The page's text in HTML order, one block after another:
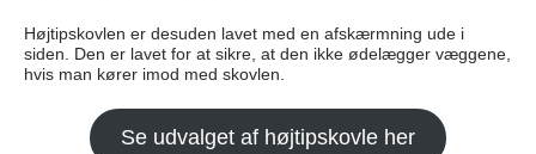
Højtipskovlen er desuden lavet med en afskærmning ude i
siden. Den er lavet for at sikre, at den ikke ødelægger væggene,
hvis man kører imod med skovlen.
Se udvalget af højtipskovle her